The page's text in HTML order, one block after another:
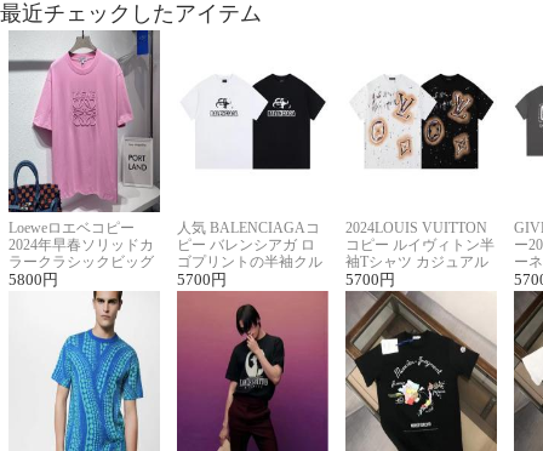
最近チェックしたアイテム
Loeweロエベコピー
2024年早春ソリッドカ
ラークラシックビッグ
ロゴ刺繍Tシャツ
5800 円
人気 BALENCIAGAコ
ピー バレンシアガ ロ
ゴプリントの半袖クル
ーネックTシャツ
5700 円
2024LOUIS VUITTON
コピー ルイヴィトン半
袖Tシャツ カジュアル
に馴染む 2色展開
5700 円
ー
ー
ー